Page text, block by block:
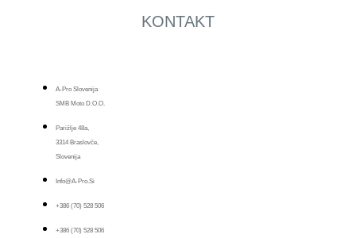
KONTAKT
A-Pro Slovenija
SMB Moto D.o.o.
Parižlje 48a,
3314 Braslovče,
Slovenija
Info@a-Pro.si
+386 (70) 528 506
+386 (70) 528 506